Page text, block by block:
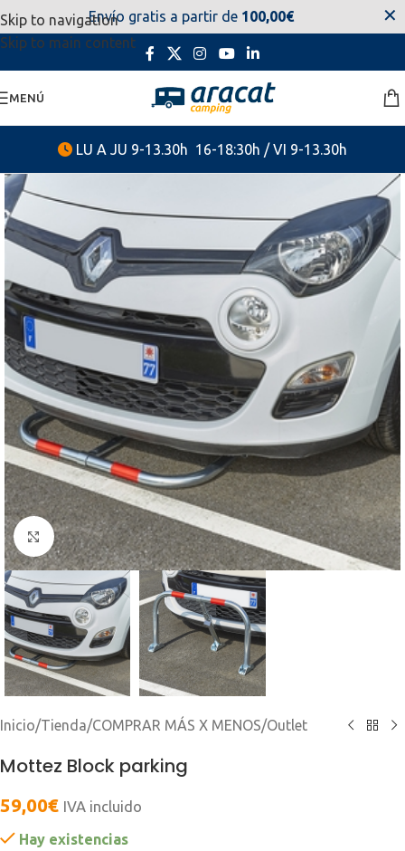
Skip to navigation
Skip to main content
estaremos disponibles. Disculpen las molestias.
MENÚ
LU A JU 9-13.30h 16-18:30h / VI 9-13.30h
Envío gratis a partir de 100,00€ ✕
Clic para ampliar
Inicio/Tienda/COMPRAR MÁS X MENOS/Outlet
Mottez Block parking
59,00€ IVA incluido
Hay existencias